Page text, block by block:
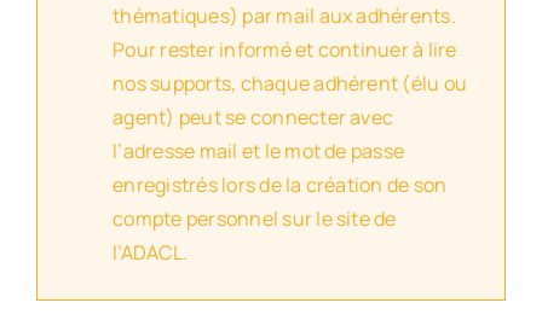
thématiques) par mail aux adhérents.
Pour rester informé et continuer à lire
nos supports, chaque adhérent (élu ou
agent) peut se connecter avec
l’adresse mail et le mot de passe
enregistrés lors de la création de son
compte personnel sur le site de
l’ADACL.